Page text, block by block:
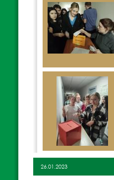
26.01.2023